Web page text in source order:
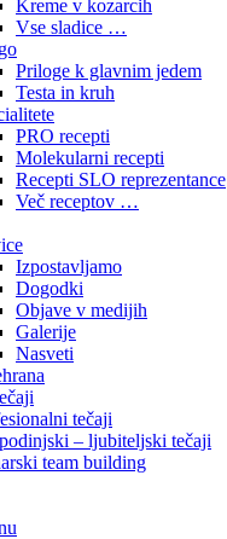
Kreme v kozarcih
Vse sladice …
Priloge k glavnim jedem
Testa in kruh
PRO recepti
Molekularni recepti
Recepti SLO reprezentance
Več receptov …
Izpostavljamo
Dogodki
Objave v medijih
Galerije
Nasveti
tečaji
– ljubiteljski tečaji
team building